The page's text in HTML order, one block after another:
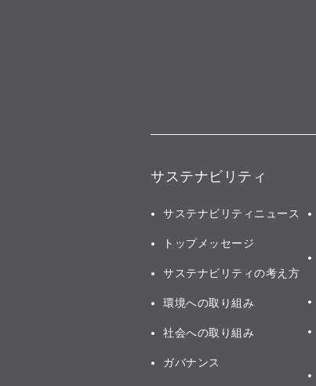
サステナビリティ
サステナビリティニュース
トップメッセージ
サステナビリティの考え方
環境への取り組み
社会への取り組み
ガバナンス